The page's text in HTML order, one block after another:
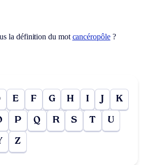
la définition du mot cancéropôle?
E F G H I J K
P Q R S T U
Z